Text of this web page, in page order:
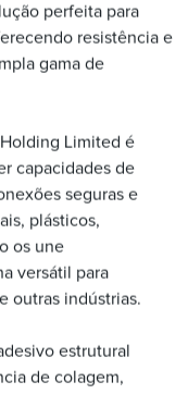
perfeita para
resistência e
gama de
Limited é
capacidades de
seguras e
plásticos,
os une
versátil para
outras indústrias.
estrutural
de colagem,